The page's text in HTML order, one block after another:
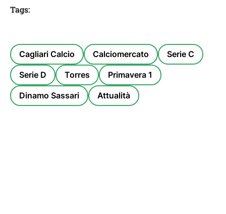
Tags:
Cagliari Calcio Calciomercato Serie C
Serie D Torres Primavera 1
Dinamo Sassari Attualità